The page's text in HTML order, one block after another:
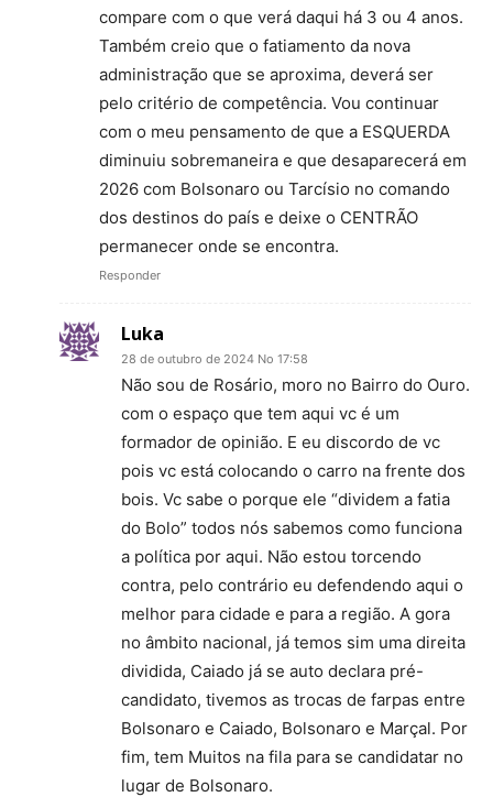
compare com o que verá daqui há 3 ou 4 anos.
Também creio que o fatiamento da nova
administração que se aproxima, deverá ser
pelo critério de competência. Vou continuar
com o meu pensamento de que a ESQUERDA
diminuiu sobremaneira e que desaparecerá em
2026 com Bolsonaro ou Tarcísio no comando
dos destinos do país e deixe o CENTRÃO
permanecer onde se encontra.
Responder
Luka
28 de outubro de 2024 No 17:58
Não sou de Rosário, moro no Bairro do Ouro.
com o espaço que tem aqui vc é um
formador de opinião. E eu discordo de vc
pois vc está colocando o carro na frente dos
bois. Vc sabe o porque ele “dividem a fatia
do Bolo” todos nós sabemos como funciona
a política por aqui. Não estou torcendo
contra, pelo contrário eu defendendo aqui o
melhor para cidade e para a região. A gora
no âmbito nacional, já temos sim uma direita
dividida, Caiado já se auto declara pré-
candidato, tivemos as trocas de farpas entre
Bolsonaro e Caiado, Bolsonaro e Marçal. Por
fim, tem Muitos na fila para se candidatar no
lugar de Bolsonaro.